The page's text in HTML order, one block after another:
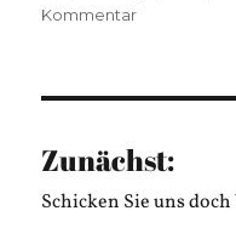
am
Kommentarzu
Zunächst:
Schicken Sie uns